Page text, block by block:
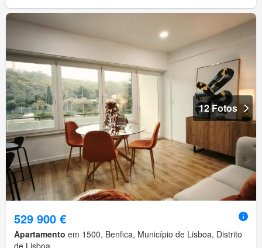
12 Fotos
529 900 €
Apartamento em 1500, Benfica, Município de Lisboa, Distrito
de Lisboa